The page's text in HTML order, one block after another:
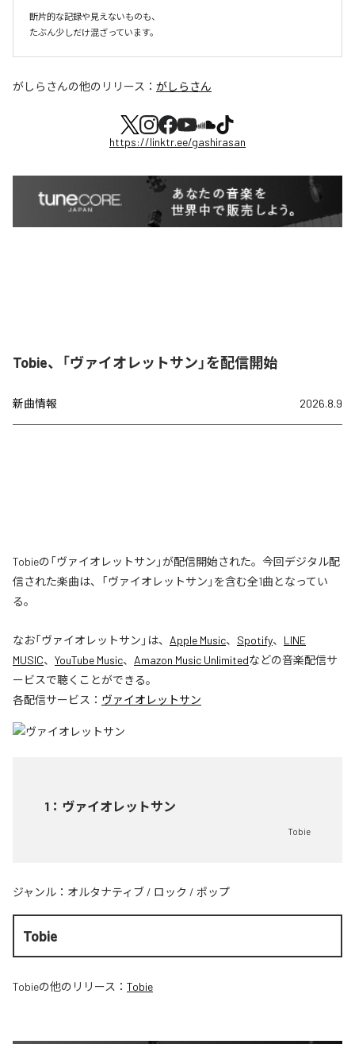
断片的な記録や見えないものも、
たぶん少しだけ混ざっています。
がしらさんの他のリリース： がしらさん
https://linktr.ee/gashirasan
Tobie、「ヴァイオレットサン」を配信開始
新曲情報 2026.8.9
Tobieの「ヴァイオレットサン」が配信開始された。今回デジタル配
信された楽曲は、「ヴァイオレットサン」を含む全1曲となってい
る。
なお「ヴァイオレットサン 」は、 Apple Music、 Spotify、 LINE
MUSIC、 YouTube Music、 Amazon Music Unlimitedなどの音楽配信サ
ービスで聴くことができる。
各配信サービス： ヴァイオレットサン
1 ： ヴァイオレットサン
Tobie
ジャンル： オルタナティブ / ロック / ポップ
Tobie
Tobieの他のリリース： Tobie